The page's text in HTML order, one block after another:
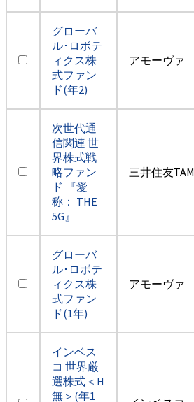
グローバ
ル･ロボテ
ィクス株
式ファン
ド(年2)
アモーヴァ
次世代通
信関連 世
界株式戦
略ファン
ド 『愛
称： THE
5G』
三井住友TAM
グローバ
ル･ロボテ
ィクス株
式ファン
ド(1年)
アモーヴァ
インベス
コ 世界厳
選株式＜H
無＞(年1